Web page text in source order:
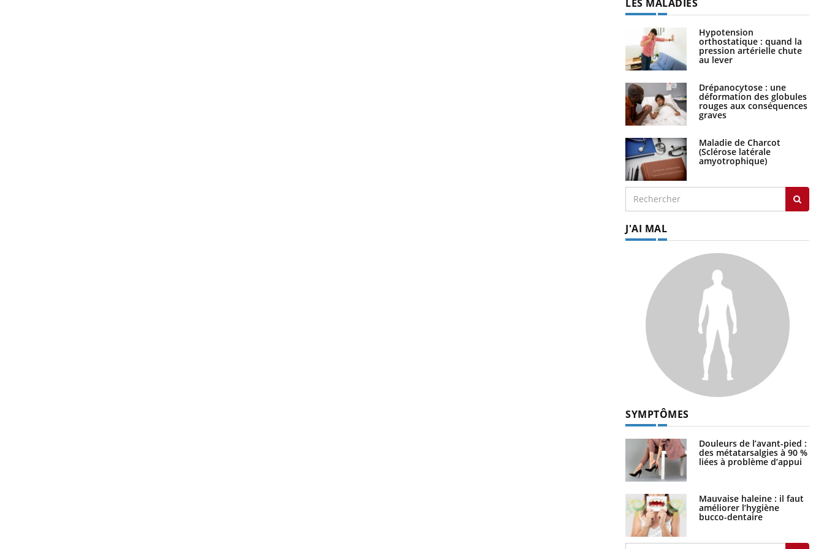
LES MALADIES
Hypotension
orthostatique : quand la
pression artérielle chute
au lever
Drépanocytose : une
déformation des globules
rouges aux conséquences
graves
Maladie de Charcot
(Sclérose latérale
amyotrophique)
J'AI MAL
SYMPTÔMES
Douleurs de l’avant-pied :
des métatarsalgies à 90 %
liées à problème d’appui
Mauvaise haleine : il faut
améliorer l’hygiène
bucco-dentaire